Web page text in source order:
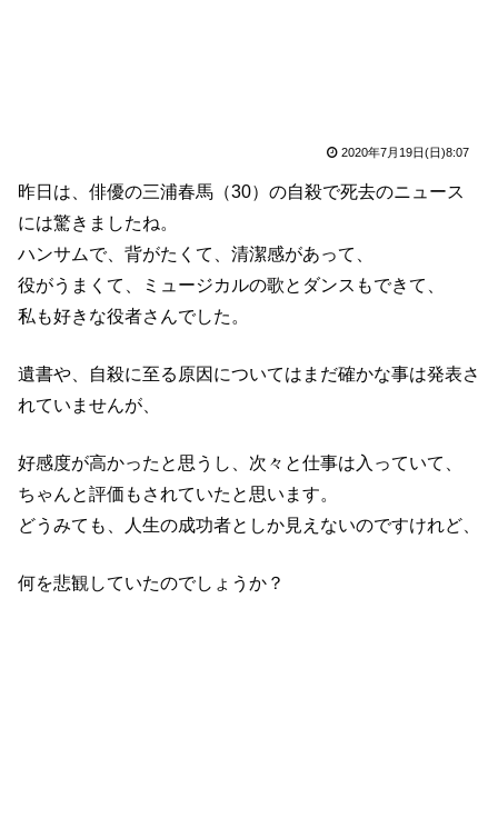
2020年7月19日(日)8:07
昨日は、俳優の三浦春馬（30）の自殺で死去のニュース
には驚きましたね。
ハンサムで、背がたくて、清潔感があって、
役がうまくて、ミュージカルの歌とダンスもできて、
私も好きな役者さんでした。
遺書や、自殺に至る原因についてはまだ確かな事は発表さ
れていませんが、
好感度が高かったと思うし、次々と仕事は入っていて、
ちゃんと評価もされていたと思います。
どうみても、人生の成功者としか見えないのですけれど、
何を悲観していたのでしょうか？